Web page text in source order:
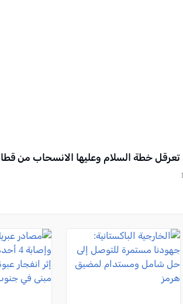
تعرقل خطة السلام وعليها الانسحاب من